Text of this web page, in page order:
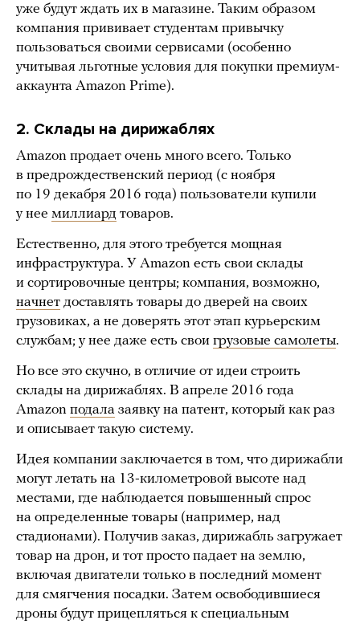
уже будут ждать их в магазине. Таким образом
компания прививает студентам привычку
пользоваться своими сервисами (особенно
учитывая льготные условия для покупки премиум-
аккаунта Amazon Prime).
2. Склады на дирижаблях
Amazon продает очень много всего. Только
в предрождественский период (с ноября
по 19 декабря 2016 года) пользователи купили
у нее миллиард товаров.
Естественно, для этого требуется мощная
инфраструктура. У Amazon есть свои склады
и сортировочные центры; компания, возможно,
начнет доставлять товары до дверей на своих
грузовиках, а не доверять этот этап курьерским
службам; у нее даже есть свои грузовые самолеты.
Но все это скучно, в отличие от идеи строить
склады на дирижаблях. В апреле 2016 года
Amazon подала заявку на патент, который как раз
и описывает такую систему.
Идея компании заключается в том, что дирижабли
могут летать на 13-километровой высоте над
местами, где наблюдается повышенный спрос
на определенные товары (например, над
стадионами). Получив заказ, дирижабль загружает
товар на дрон, и тот просто падает на землю,
включая двигатели только в последний момент
для смягчения посадки. Затем освободившиеся
дроны будут прицепляться к специальным